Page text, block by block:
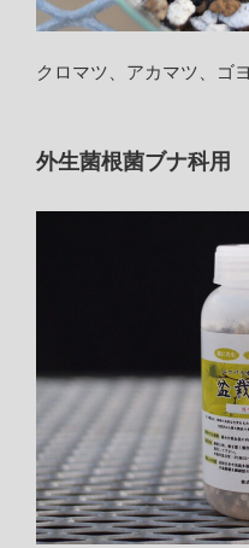
クロマツ、アカマツ、ゴ
外生菌根菌ブナ科用